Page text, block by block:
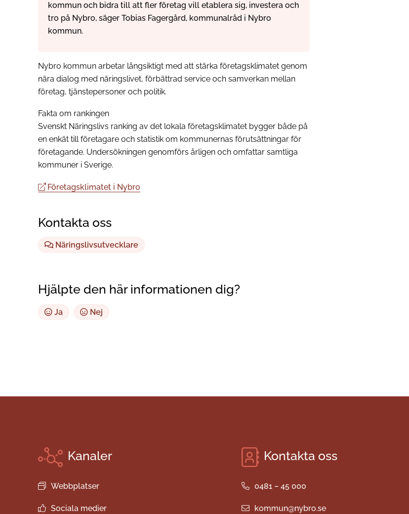
kommun och bidra till att fler företag vill etablera sig, investera och
tro på Nybro, säger Tobias Fagergård, kommunalråd i Nybro
kommun.
Nybro kommun arbetar långsiktigt med att stärka företagsklimatet genom
nära dialog med näringslivet, förbättrad service och samverkan mellan
företag, tjänstepersoner och politik.
Fakta om rankingen
Svenskt Näringslivs ranking av det lokala företagsklimatet bygger både på
en enkät till företagare och statistik om kommunernas förutsättningar för
företagande. Undersökningen genomförs årligen och omfattar samtliga
kommuner i Sverige.
Företagsklimatet i Nybro
Kontakta oss
Näringslivsutvecklare
Hjälpte den här informationen dig?
Ja Nej
Kanaler
Webbplatser
Sociala medier
Kontakta oss
0481 – 45 000
kommun@nybro.se